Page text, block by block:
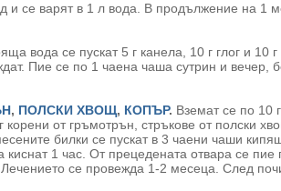
и се варят в 1 л вода. В продължение на 1
вода се пускат 5 г канела, 10 г глог и 10
Пие се по 1 чаена чаша сутрин и вечер,
, ПОЛСКИ ХВОЩ, КОПЪР. Вземат се по 10
корени от гръмотрън, стръкове от полски
билки се пускат в 3 чаени чаши
киснат 1 час. От прецедената отвара се
се провежда 1-2 месеца. След